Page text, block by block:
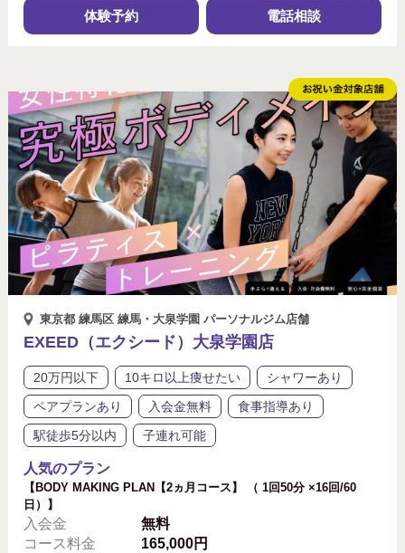
体験予約 電話相談
東京都 練馬区 練馬・大泉学園 パーソナルジム店舗
EXEED（エクシード）大泉学園店
20万円以下 10キロ以上痩せたい
シャワーあり
ペアプランあり
入会金無料
食事指導あり
駅徒歩5分以内
子連れ可能
人気のプラン
【BODY MAKING PLAN【2ヵ月コース】 （ 1回50分 ×16回/60
日）】
入会金
無料
コース料金
165,000円